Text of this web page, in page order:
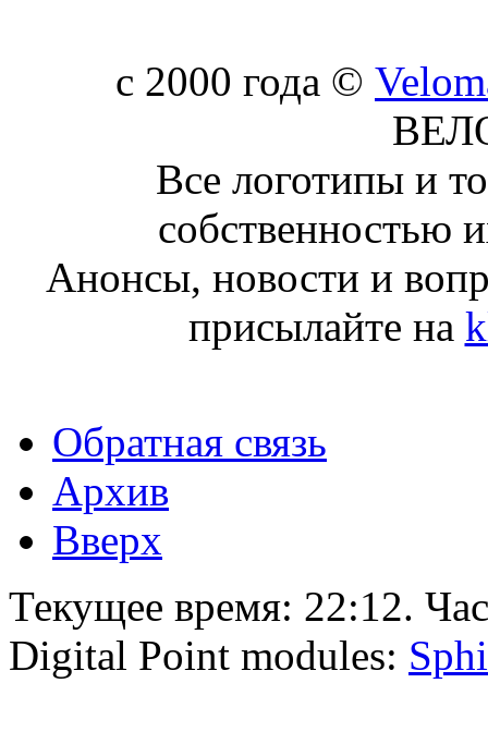
c 2000 года ©
Все логотипы и
собственностью
Анонсы, новости и
присылайте на
Обратная связь
Архив
Вверх
Текущее время: 22:12.
Digital Point modules: